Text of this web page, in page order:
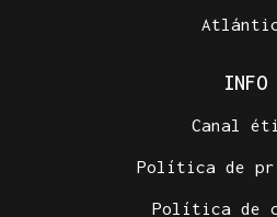
INFO
Canal
Política de
Política de